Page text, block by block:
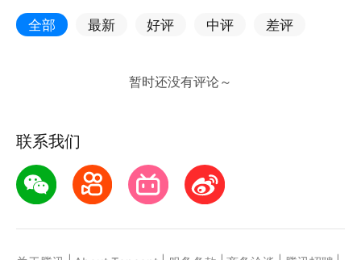
全部 最新 好评 中评 差评
联系我们